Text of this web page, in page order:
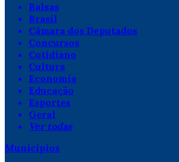
Balsas
Brasil
Câmara dos Deputados
Concursos
Cotidiano
Cultura
Economia
Educação
Esportes
Geral
Ver todas
Municípios